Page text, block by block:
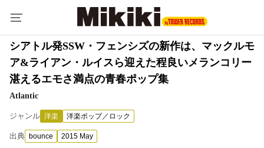
シアトル発SSW・フェンシズの新作は、マックルモ
ア&ライアン・ルイスら迎えた程良いメランコリー
湛えるエモさ満点の青春ポップ集
Atlantic
ジャンル 洋楽 洋楽ポップ／ロック
出典 bounce 2015 May